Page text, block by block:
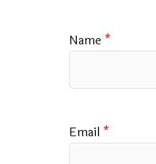
Name *
Email *